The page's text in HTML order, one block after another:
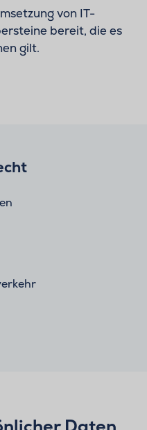
von IT-
bereit, die es
gilt.